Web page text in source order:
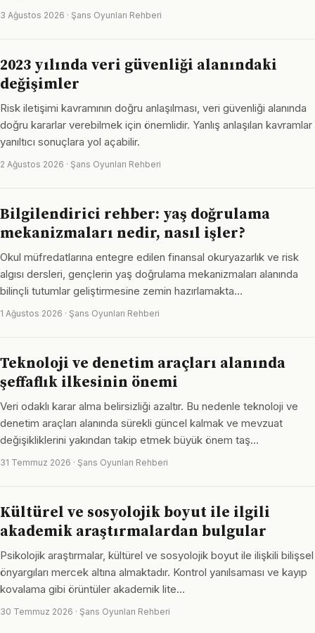
3 Ağustos 2026 · Şans Oyunları Rehberi
2023 yılında veri güvenliği alanındaki
değişimler
Risk iletişimi kavramının doğru anlaşılması, veri güvenliği alanında
doğru kararlar verebilmek için önemlidir. Yanlış anlaşılan kavramlar
yanıltıcı sonuçlara yol açabilir.
2 Ağustos 2026 · Şans Oyunları Rehberi
Bilgilendirici rehber: yaş doğrulama
mekanizmaları nedir, nasıl işler?
Okul müfredatlarına entegre edilen finansal okuryazarlık ve risk
algısı dersleri, gençlerin yaş doğrulama mekanizmaları alanında
bilinçli tutumlar geliştirmesine zemin hazırlamakta…
1 Ağustos 2026 · Şans Oyunları Rehberi
Teknoloji ve denetim araçları alanında
şeffaflık ilkesinin önemi
Veri odaklı karar alma belirsizliği azaltır. Bu nedenle teknoloji ve
denetim araçları alanında sürekli güncel kalmak ve mevzuat
değişikliklerini yakından takip etmek büyük önem taş…
31 Temmuz 2026 · Şans Oyunları Rehberi
Kültürel ve sosyolojik boyut ile ilgili
akademik araştırmalardan bulgular
Psikolojik araştırmalar, kültürel ve sosyolojik boyut ile ilişkili bilişsel
önyargıları mercek altına almaktadır. Kontrol yanılsaması ve kayıp
kovalama gibi örüntüler akademik lite…
30 Temmuz 2026 · Şans Oyunları Rehberi